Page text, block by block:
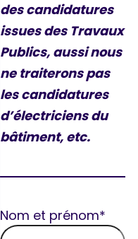
des candidatures
issues des Travaux
Publics, aussi nous
ne traiterons pas
les candidatures
d’électriciens du
bâtiment, etc.
Nom et prénom*